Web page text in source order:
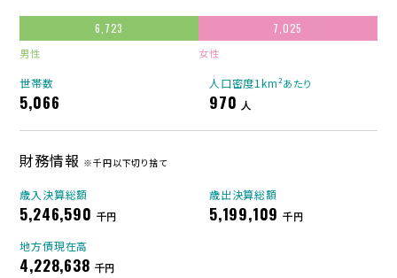
6,723
男性
7,025
女性
世帯数
5,066
人口密度1km²あたり
970 人
財務情報 ※千円以下切り捨て
歳入決算総額
5,246,590 千円
歳出決算総額
5,199,109 千円
地方債現在高
4,228,638 千円